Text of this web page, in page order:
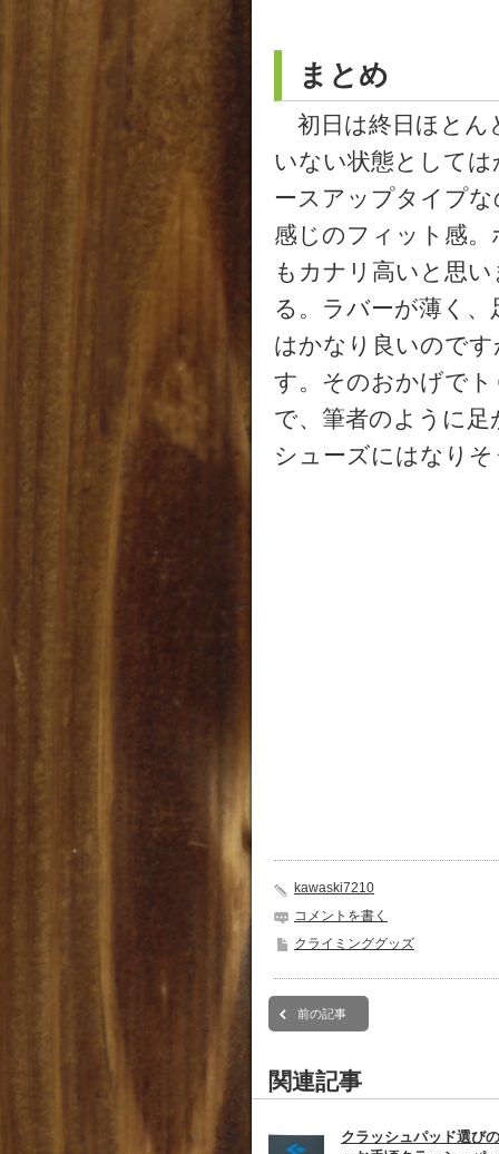
まとめ
初日は終日ほとん
いない状態として
ースアップタイプ
感じのフィット感
もカナリ高いと思
る。ラバーが薄く
はかなり良いので
す。そのおかげで
で、筆者のように
シューズにはなり
kawaski7210
コメントを書く
クライミンググッズ
前の記事
関連記事
クラッシュパッド選